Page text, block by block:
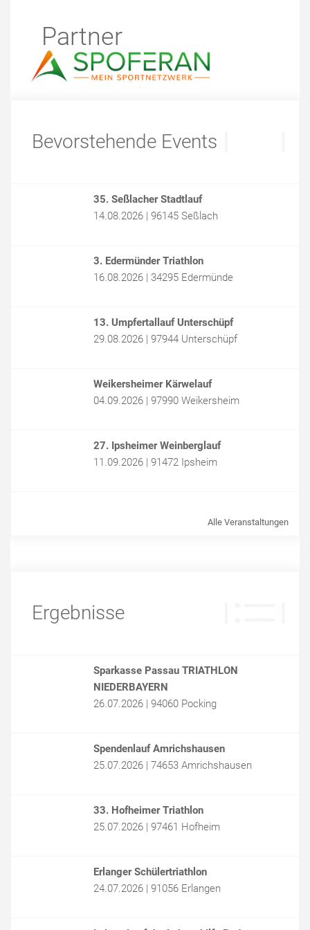
Partner
Bevorstehende Events
35. Seßlacher Stadtlauf
14.08.2026 | 96145 Seßlach
3. Edermünder Triathlon
16.08.2026 | 34295 Edermünde
13. Umpfertallauf Unterschüpf
29.08.2026 | 97944 Unterschüpf
Weikersheimer Kärwelauf
04.09.2026 | 97990 Weikersheim
27. Ipsheimer Weinberglauf
11.09.2026 | 91472 Ipsheim
Alle Veranstaltungen
Ergebnisse
Sparkasse Passau TRIATHLON
NIEDERBAYERN
26.07.2026 | 94060 Pocking
Spendenlauf Amrichshausen
25.07.2026 | 74653 Amrichshausen
33. Hofheimer Triathlon
25.07.2026 | 97461 Hofheim
Erlanger Schülertriathlon
24.07.2026 | 91056 Erlangen